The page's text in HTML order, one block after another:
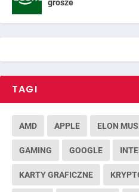
grosze
TAGI
AMD APPLE ELON
GAMING GOOGLE
KARTY GRAFICZNE